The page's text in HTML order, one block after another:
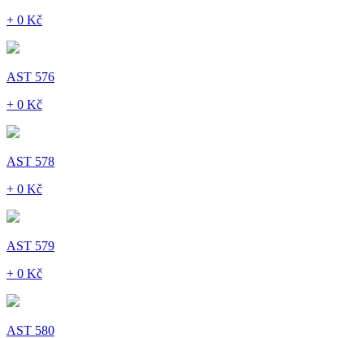
+ 0 Kč
AST 576
+ 0 Kč
AST 578
+ 0 Kč
AST 579
+ 0 Kč
AST 580